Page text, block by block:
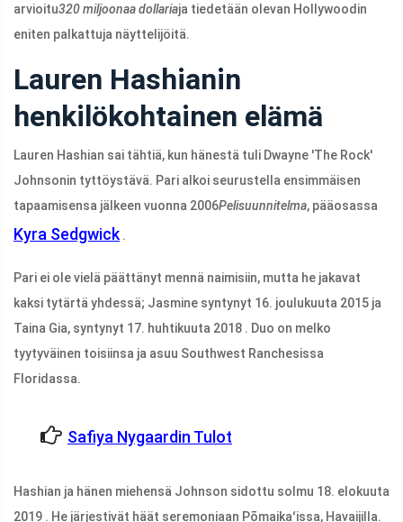
arvioitu320 miljoonaa dollariaja tiedetään olevan Hollywoodin
eniten palkattuja näyttelijöitä.
Lauren Hashianin
henkilökohtainen elämä
Lauren Hashian sai tähtiä, kun hänestä tuli Dwayne 'The Rock'
Johnsonin tyttöystävä. Pari alkoi seurustella ensimmäisen
tapaamisensa jälkeen vuonna 2006Pelisuunnitelma, pääosassa
Kyra Sedgwick .
Pari ei ole vielä päättänyt mennä naimisiin, mutta he jakavat
kaksi tytärtä yhdessä; Jasmine syntynyt 16. joulukuuta 2015 ja
Taina Gia, syntynyt 17. huhtikuuta 2018 . Duo on melko
tyytyväinen toisiinsa ja asuu Southwest Ranchesissa
Floridassa.
Safiya Nygaardin Tulot
Hashian ja hänen miehensä Johnson sidottu solmu 18. elokuuta
2019 . He järjestivät häät seremoniaan Pōmaikaʻissa, Havaijilla.